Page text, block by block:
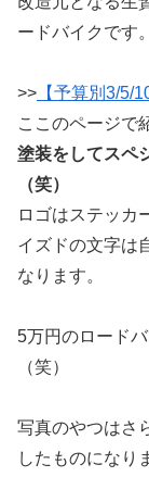
ードバイクです。
>> 【予算別3/5/
ここのページで
塗装をしてスペ
（笑）
ロゴはステッカ
イズドの文字は
なります。
5万円のロード
（笑）
写真のやつはさ
したものになり